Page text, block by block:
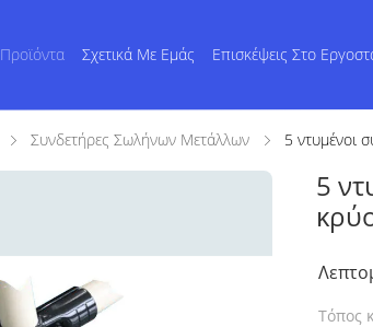
Προϊόντα Σχετικά Με Εμάς Επισκέψεις Στο
Συνδετήρες Σωλήνων Μετάλλων 5 ντυμένοι
5
Τόπος